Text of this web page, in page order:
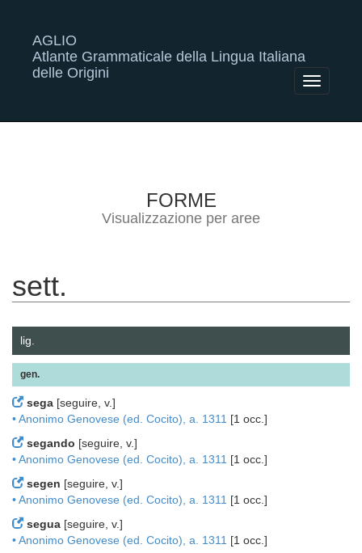
AGLIO
Atlante Grammaticale della Lingua Italiana
delle Origini
Toggle
FORME
Visualizzazione per aree
sett.
lig.
gen.
sega [seguire, v.]
• Anonimo Genovese (ed. Cocito), a. 1311 [1 occ.]
segando [seguire, v.]
• Anonimo Genovese (ed. Cocito), a. 1311 [1 occ.]
segen [seguire, v.]
• Anonimo Genovese (ed. Cocito), a. 1311 [1 occ.]
segua [seguire, v.]
• Anonimo Genovese (ed. Cocito), a. 1311 [1 occ.]